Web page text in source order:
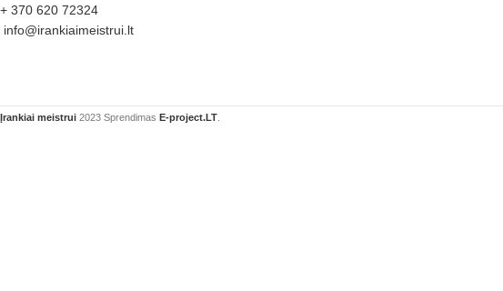
+ 370 620 72324
info@irankiaimeistrui.lt
Įrankiai meistrui 2023 Sprendimas E-project.LT